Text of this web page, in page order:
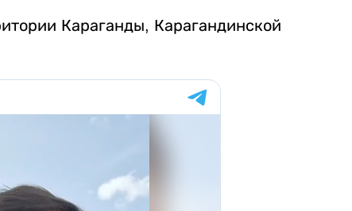
Караганды, Карагандинской